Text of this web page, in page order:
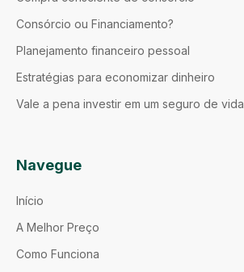
Consórcio ou Financiamento?
Planejamento financeiro pessoal
Estratégias para economizar dinheiro
Vale a pena investir em um seguro de vida
Navegue
Início
A Melhor Preço
Como Funciona